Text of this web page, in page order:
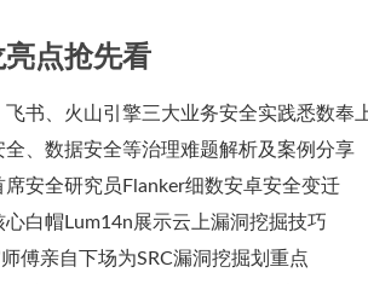
亮点抢先看
飞书、火山引擎三大业务安全实践悉数奉
全、数据安全等治理难题解析及案例分享
席安全研究员Flanker细数安卓安全变迁
心白帽Lum14n展示云上漏洞挖掘技巧
师傅亲自下场为SRC漏洞挖掘划重点